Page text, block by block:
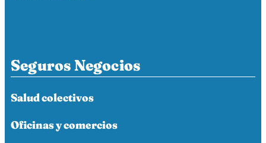
Seguros Negocios
Salud colectivos
Oficinas y comercios